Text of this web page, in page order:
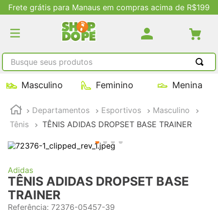
Frete grátis para Manaus em compras acima de R$199
Busque seus produtos
Masculino Feminino Menina
Departamentos Esportivos
Masculino
Tênis
TÊNIS ADIDAS DROPSET BASE TRAINER
Adidas
TÊNIS ADIDAS DROPSET BASE
TRAINER
Referência: 72376-05457-39
TERMOS MAIS BUSCADOS
2
tenis feminino
4º
adidas